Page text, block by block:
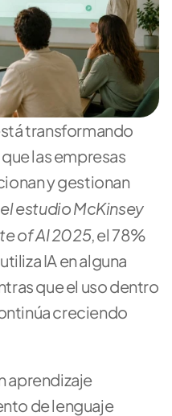
transformando
las empresas
y gestionan
el estudio McKinsey
of AI 2025, el 78%
IA en alguna
que el uso dentro
creciendo
aprendizaje
de lenguaje